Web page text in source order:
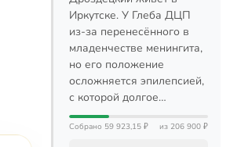
Иркутске. У Глеба ДЦП
из-за перенесённого в
младенчестве менингита,
но его положение
осложняется эпилепсией,
с которой долгое…
Собрано 59 923,15 ₽ из 206 900 ₽